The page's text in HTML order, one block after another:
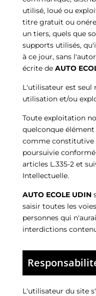
utilisé, loué ou
titre gratuit ou
un tiers, quels que
supports utilisés,
à ce jour, sans
écrite de AUTO
L'utilisateur est seul
utilisation et/ou
Toute exploitation
quelconque
comme constitutive
poursuivie
articles L.335-2 et
Intellectuelle.
AUTO ECOLE UDIN
saisir toutes les
personnes qui
interdictions
L'utilisateur du site